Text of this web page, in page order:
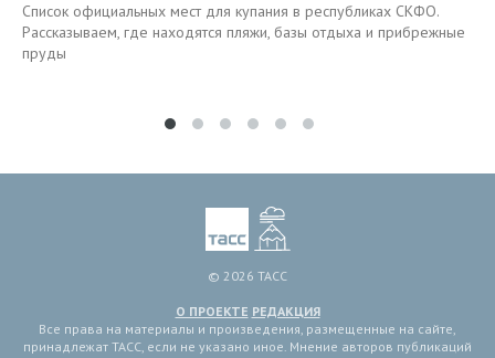
Список официальных мест для купания в республиках СКФО.
Рассказываем, где находятся пляжи, базы отдыха и прибрежные
пруды
© 2026 ТАСС
О ПРОЕКТЕ РЕДАКЦИЯ
Все права на материалы и произведения, размещенные на сайте,
принадлежат ТАСС, если не указано иное. Мнение авторов публикаций